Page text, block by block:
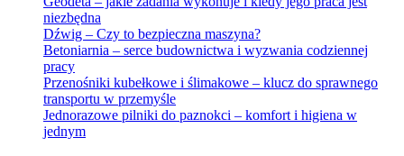
niezbędna
Dźwig – Czy to bezpieczna maszyna?
Betoniarnia – serce budownictwa i wyzwania codziennej
pracy
Przenośniki kubełkowe i ślimakowe – klucz do sprawnego
transportu w przemyśle
Jednorazowe pilniki do paznokci – komfort i higiena w
jednym